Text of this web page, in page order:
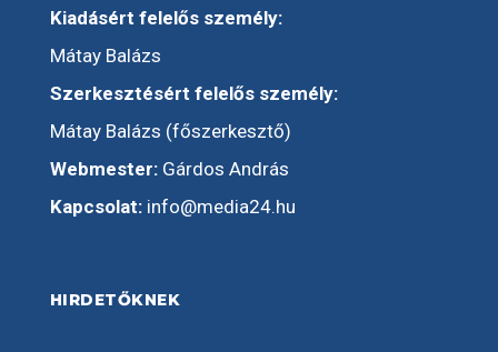
Kiadásért felelős személy:
Mátay Balázs
Szerkesztésért felelős személy:
Mátay Balázs (főszerkesztő)
Webmester:Gárdos András
Kapcsolat: info@media24.hu
HIRDETŐKNEK